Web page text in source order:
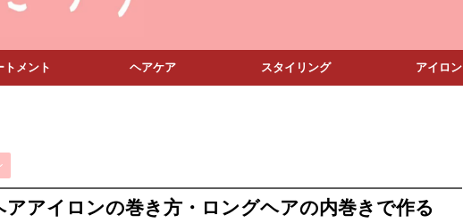
トメント ヘアケア スタイリング アイロン
アアイロンの巻き方・ロングヘアの内巻きで作る